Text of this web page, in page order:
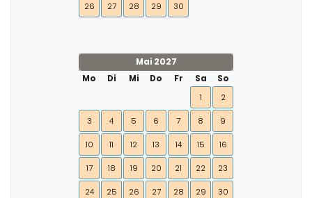
26 27 28 29 30
Mai 2027
Mo
Di Mi Do Fr Sa
So
1
2
3 4 5 6 7 8 9
10 11 12 13 14 15 16
17 18 19 20 21 22 23
24 25 26 27 28 29 30